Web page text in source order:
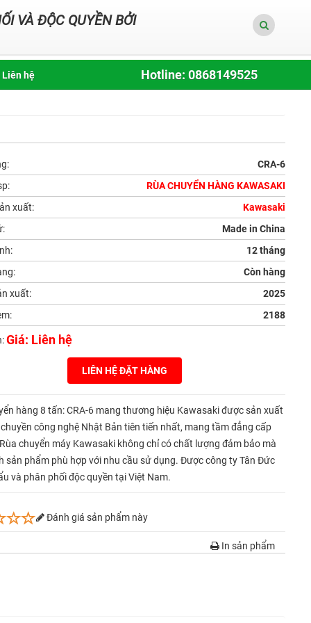
VÀ ĐỘC QUYỀN BỞI
Liên hệ Hotline: 0868149525
CRA-6
RÙA CHUYỂN HÀNG KAWASAKI
xuất:
Kawasaki
Made in China
12 tháng
Còn hàng
xuất:
2025
2188
Giá: Liên hệ
LIÊN HỆ ĐẶT HÀNG
hàng 8 tấn: CRA-6 mang thương hiệu Kawasaki được sản xuất
công nghệ Nhật Bản tiên tiến nhất, mang tầm đẳng cấp
chuyển máy Kawasaki không chỉ có chất lượng đảm bảo mà
sản phẩm phù hợp với nhu cầu sử dụng. Được công ty Tân Đức
và phân phối độc quyền tại Việt Nam.
Đánh giá sản phẩm này
In sản phẩm